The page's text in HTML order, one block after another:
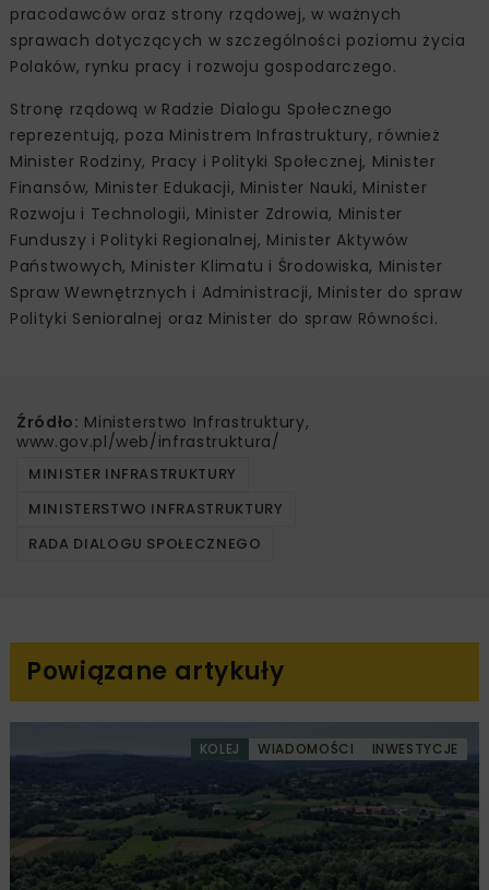
pracodawców oraz strony rządowej, w ważnych
sprawach dotyczących w szczególności poziomu życia
Polaków, rynku pracy i rozwoju gospodarczego.
Stronę rządową w Radzie Dialogu Społecznego
reprezentują, poza Ministrem Infrastruktury, również
Minister Rodziny, Pracy i Polityki Społecznej, Minister
Finansów, Minister Edukacji, Minister Nauki, Minister
Rozwoju i Technologii, Minister Zdrowia, Minister
Funduszy i Polityki Regionalnej, Minister Aktywów
Państwowych, Minister Klimatu i Środowiska, Minister
Spraw Wewnętrznych i Administracji, Minister do spraw
Polityki Senioralnej oraz Minister do spraw Równości.
Źródło: Ministerstwo Infrastruktury,
www.gov.pl/web/infrastruktura/
MINISTER INFRASTRUKTURY
MINISTERSTWO INFRASTRUKTURY
RADA DIALOGU SPOŁECZNEGO
Powiązane artykuły
KOLEJ WIADOMOŚCI INWESTYCJE